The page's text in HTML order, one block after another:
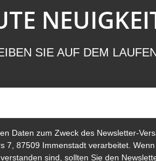
SIE AUF DEM
Daten zum Zweck des Newsletter-
7, 87509 Immenstadt verarbeitet.
sind, sollten Sie den